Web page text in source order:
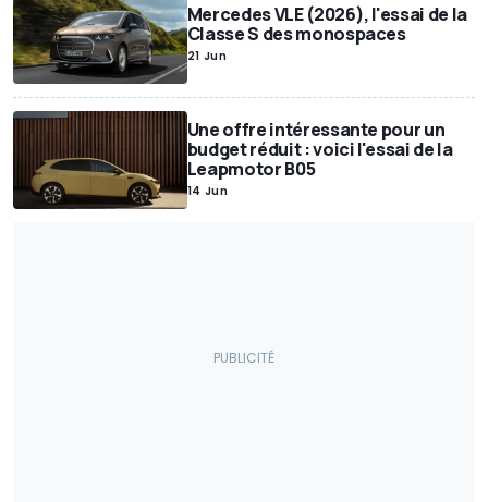
Mercedes VLE (2026), l'essai de la
Classe S des monospaces
21 Jun
Une offre intéressante pour un
budget réduit : voici l'essai de la
Leapmotor B05
14 Jun